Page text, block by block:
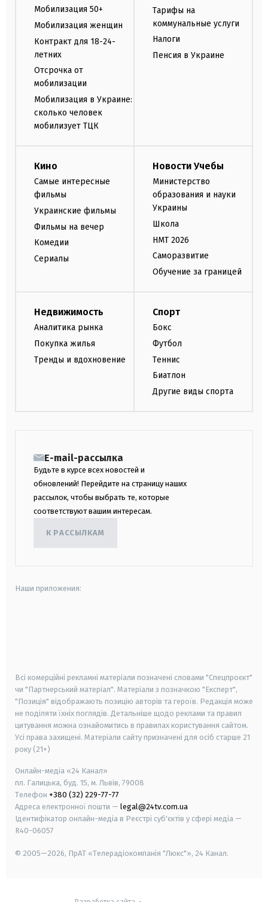
Мобилизация 50+
Мобилизация женщин
Контракт для 18-24-
летних
Отсрочка от
мобилизации
Мобилизация в Украине:
сколько человек
мобилизует ТЦК
Тарифы на
коммунальные услуги
Налоги
Пенсия в Украине
Кино
Самые интересные
фильмы
Украинские фильмы
Фильмы на вечер
Комедии
Сериалы
Новости Учебы
Министерство
образования и науки
Украины
Школа
НМТ 2026
Саморазвитие
Обучение за границей
Недвижимость
Аналитика рынка
Покупка жилья
Тренды и вдохновение
Спорт
Бокс
Футбол
Теннис
Биатлон
Другие виды спорта
E-mail-рассылка
Будьте в курсе всех новостей и
обновлений! Перейдите на страницу наших
рассылок, чтобы выбрать те, которые
соответствуют вашим интересам.
К РАССЫЛКАМ
Наши приложения:
Всі комерційні рекламні матеріали позначені словами "Спецпроєкт"
чи "Партнерський матеріал". Матеріали з позначкою "Експерт",
"Позиція" відображають позицію авторів та героїв. Редакція може
не поділяти їхніх поглядів. Детальніше щодо реклами та правил
цитування можна ознайомитись в правилах користування сайтом.
Усі права захищені. Матеріали сайту призначені для осіб старше 21
року (21+)
Онлайн-медіа «24 Канал»
пл. Галицька, буд. 15, м. Львів, 79008
Телефон +380 (32) 229-77-77
Адреса електронної пошти — legal@24tv.com.ua
Ідентифікатор онлайн-медіа в Реєстрі суб'єктів у сфері медіа —
R40-06057
© 2005—2026, ПрАТ «Телерадіокомпанія "Люкс"», 24 Канал.